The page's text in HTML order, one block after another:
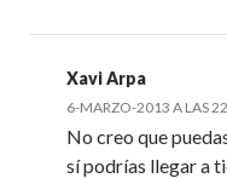
Xavi Arpa
6-MARZO-2013 A LAS
No creo que
sí podrías llegar a